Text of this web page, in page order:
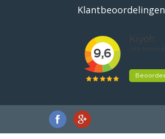
Klantbeoordelingen